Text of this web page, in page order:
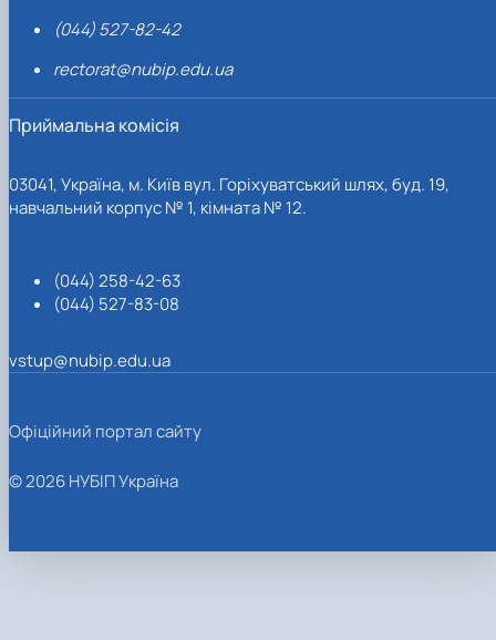
(044) 527-82-42
rectorat@nubip.edu.ua
Приймальна комісія
03041, Україна, м. Київ вул. Горіхуватський шлях, буд. 19,
навчальний корпус № 1, кімната № 12.
(044) 258-42-63
(044) 527-83-08
vstup@nubip.edu.ua
Офіційний портал сайту
© 2026 НУБІП Україна